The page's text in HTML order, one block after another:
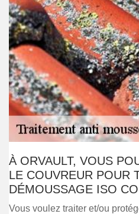
À ORVAULT, VOUS
LE COUVREUR POUR
DÉMOUSSAGE ISO
Vous voulez traiter et/ou